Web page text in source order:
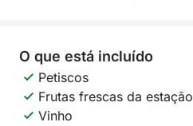
O que está incluído
Petiscos
Frutas frescas da estação
Vinho